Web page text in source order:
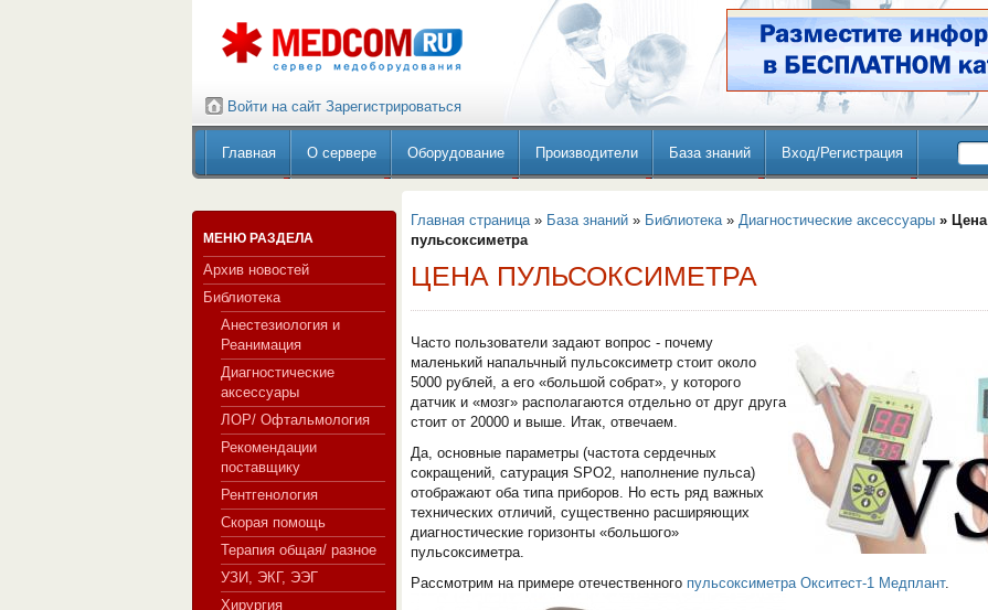
СЕРВЕР МЕДИЦИНСКОГО
Войти на сайт Зарегистрироваться
Главная О сервере Оборудование Производители База знаний Вход/Регистрация
МЕНЮ РАЗДЕЛА
Архив новостей
Библиотека
Анестезиология и
Реанимация
Диагностические
аксессуары
ЛОР/ Офтальмология
Рекомендации
поставщику
Рентгенология
Скорая помощь
Терапия общая/ разное
УЗИ, ЭКГ, ЭЭГ
Хирургия
Главная страница» База знаний » Библиотека» Диагностические аксессуары » Цена
пульсоксиметра
ЦЕНА ПУЛЬСОКСИМЕТРА
Часто пользователи задают вопрос - почему
маленький напальчный пульсоксиметр стоит около
5000 рублей, а его «большой собрат», у которого
датчик и «мозг» располагаются отдельно от друг друга
стоит от 20000 и выше. Итак, отвечаем.
Да, основные параметры (частота сердечных
сокращений, сатурация SPO2, наполнение пульса)
отображают оба типа приборов. Но есть ряд важных
технических отличий, существенно расширяющих
диагностические горизонты «большого»
пульсоксиметра.
Рассмотрим на примере отечественного пульсоксиметра Окситест-1 Медплант.